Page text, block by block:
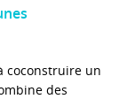
coconstruire un
des